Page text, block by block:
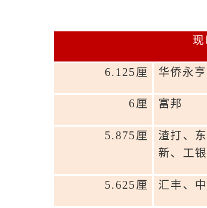
6.125厘 华侨永亨
6厘 富邦
5.875厘 渣打、
新、工
5.625厘 汇丰、